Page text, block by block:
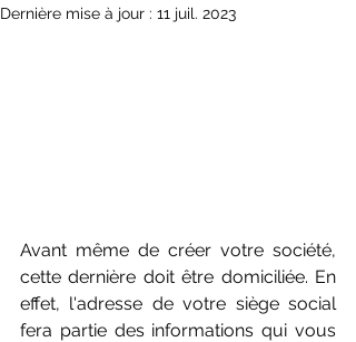
Dernière mise à jour : 11 juil. 2023
Avant même de créer votre société,
cette dernière doit être domiciliée. En
effet, l'adresse de votre siège social
fera partie des informations qui vous